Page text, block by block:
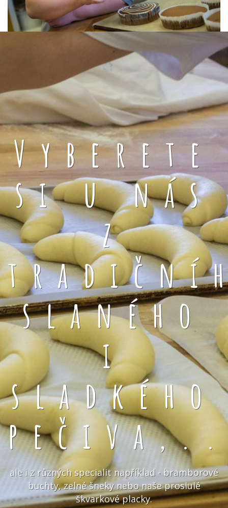
Vyberete
si u nás
z
slaného
i
sladkého
ale i z různých specialit například - bramborové
buchty, zelné šneky nebo naše proslulé
škvarkové placky.